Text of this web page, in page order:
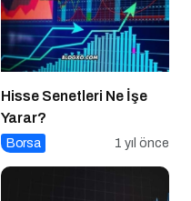
Hisse Senetleri Ne İşe
Yarar?
Borsa 1 yıl önce